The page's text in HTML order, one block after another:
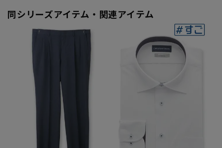
同シリーズアイテム・関連アイテム